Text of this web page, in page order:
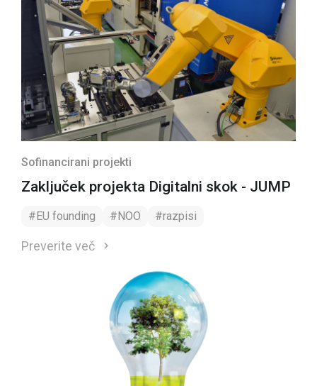
Sofinancirani projekti
Zaključek projekta Digitalni skok - JUMP
#EU founding #NOO #razpisi
Preverite več